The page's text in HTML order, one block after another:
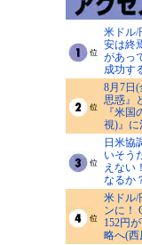
米ドル/
安は終
があっ
成功す
8月7日
思惑』
『米
視)』に
日米協
いそう
えない
なるか
米ドル/
ンに！
152円
略へ(西